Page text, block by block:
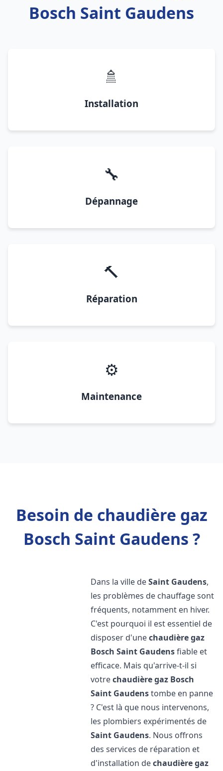
Bosch Saint Gaudens
🚿
Installation
🔧
Dépannage
🔨
Réparation
⚙️
Maintenance
Besoin de chaudière gaz
Bosch Saint Gaudens ?
Dans la ville deSaint Gaudens,
les problèmes de chauffage sont
fréquents, notamment en hiver.
C'est pourquoi il est essentiel de
disposer d'unechaudière gaz
Bosch Saint Gaudensfiable et
efficace. Mais qu'arrive-t-il si
votrechaudière gaz Bosch
Saint Gaudenstombe en panne
? C'est là que nous intervenons,
les plombiers expérimentés de
Saint Gaudens. Nous offrons
des services de réparation et
d'installation dechaudière gaz